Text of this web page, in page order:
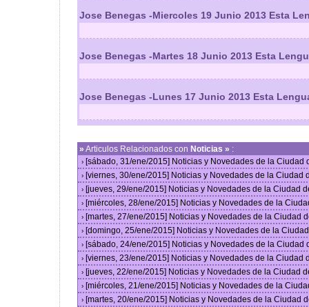
Jose Benegas -Miercoles 19 Junio 2013 Esta
Jose Benegas -Martes 18 Junio 2013 Esta
Jose Benegas -Lunes 17 Junio 2013 Esta
» Articulos Relacionados con Noticias » :
› [sábado, 31/ene/2015] Noticias y Novedades de la Ciudad
› [viernes, 30/ene/2015] Noticias y Novedades de la Ciudad
› [jueves, 29/ene/2015] Noticias y Novedades de la Ciudad
› [miércoles, 28/ene/2015] Noticias y Novedades de la
› [martes, 27/ene/2015] Noticias y Novedades de la Ciudad
› [domingo, 25/ene/2015] Noticias y Novedades de la
› [sábado, 24/ene/2015] Noticias y Novedades de la Ciudad
› [viernes, 23/ene/2015] Noticias y Novedades de la Ciudad
› [jueves, 22/ene/2015] Noticias y Novedades de la Ciudad
› [miércoles, 21/ene/2015] Noticias y Novedades de la
› [martes, 20/ene/2015] Noticias y Novedades de la Ciudad